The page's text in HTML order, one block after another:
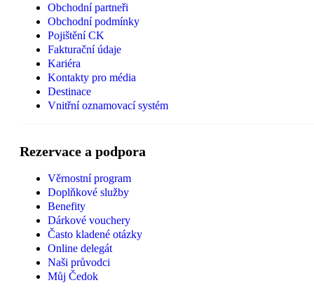
Obchodní partneři
Obchodní podmínky
Pojištění CK
Fakturační údaje
Kariéra
Kontakty pro média
Destinace
Vnitřní oznamovací systém
Rezervace a podpora
Věrnostní program
Doplňkové služby
Benefity
Dárkové vouchery
Často kladené otázky
Online delegát
Naši průvodci
Můj Čedok